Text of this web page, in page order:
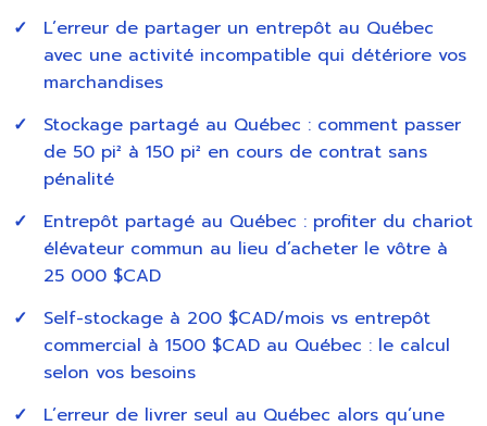
L’erreur de partager un entrepôt au Québec
avec une activité incompatible qui détériore vos
marchandises
Stockage partagé au Québec : comment passer
de 50 pi² à 150 pi² en cours de contrat sans
pénalité
Entrepôt partagé au Québec : profiter du chariot
élévateur commun au lieu d’acheter le vôtre à
25 000 $CAD
Self-stockage à 200 $CAD/mois vs entrepôt
commercial à 1500 $CAD au Québec : le calcul
selon vos besoins
L’erreur de livrer seul au Québec alors qu’une